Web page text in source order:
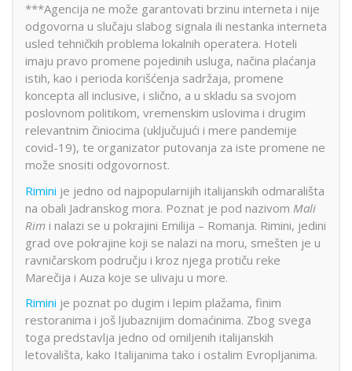
***Agencija ne može garantovati brzinu interneta i nije
odgovorna u slučaju slabog signala ili nestanka interneta
usled tehničkih problema lokalnih operatera. Hoteli
imaju pravo promene pojedinih usluga, načina plaćanja
istih, kao i perioda korišćenja sadržaja, promene
koncepta all inclusive, i slično, a u skladu sa svojom
poslovnom politikom, vremenskim uslovima i drugim
relevantnim činiocima (uključujući i mere pandemije
covid-19), te organizator putovanja za iste promene ne
može snositi odgovornost.
Rimini je jedno od najpopularnijih italijanskih odmarališta
na obali Jadranskog mora. Poznat je pod nazivom Mali
Rim i nalazi se u pokrajini Emilija – Romanja. Rimini, jedini
grad ove pokrajine koji se nalazi na moru, smešten je u
ravničarskom području i kroz njega protiču reke
Marečija i Auza koje se ulivaju u more.
Rimini je poznat po dugim i lepim plažama, finim
restoranima i još ljubaznijim domaćinima. Zbog svega
toga predstavlja jedno od omiljenih italijanskih
letovališta, kako Italijanima tako i ostalim Evropljanima.